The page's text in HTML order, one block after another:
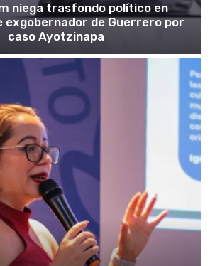
niega trasfondo político en
exgobernador de Guerrero por
caso Ayotzinapa